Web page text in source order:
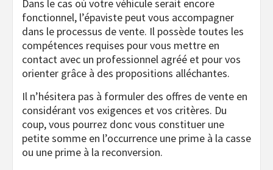
Dans le cas où votre véhicule serait encore
fonctionnel, l’épaviste peut vous accompagner
dans le processus de vente. Il possède toutes les
compétences requises pour vous mettre en
contact avec un professionnel agréé et pour vos
orienter grâce à des propositions alléchantes.
Il n’hésitera pas à formuler des offres de vente en
considérant vos exigences et vos critères. Du
coup, vous pourrez donc vous constituer une
petite somme en l’occurrence une prime à la casse
ou une prime à la reconversion.